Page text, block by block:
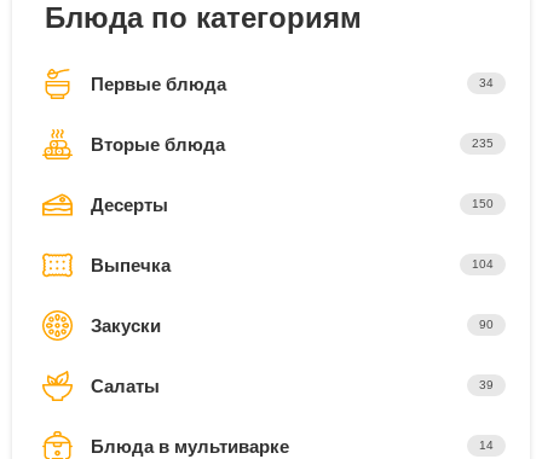
Блюда по категориям
Первые блюда 34
Вторые блюда 235
Десерты 150
Выпечка 104
Закуски 90
Салаты 39
Блюда в мультиварке 14